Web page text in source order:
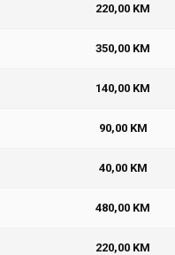
220,00 KM
350,00 KM
140,00 KM
90,00 KM
40,00 KM
480,00 KM
220,00 KM